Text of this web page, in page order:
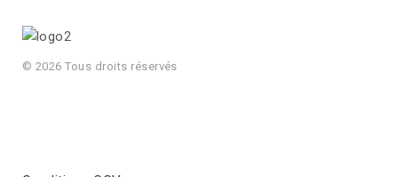
© 2026 Tous droits réservés